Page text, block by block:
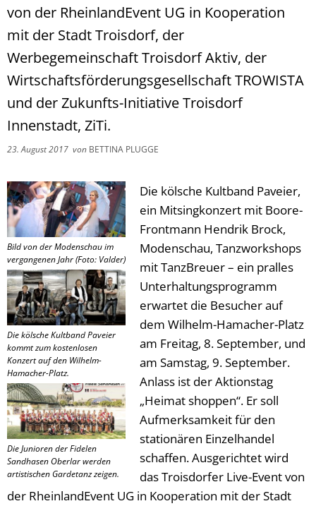
von der RheinlandEvent UG in Kooperation
mit der Stadt Troisdorf, der
Werbegemeinschaft Troisdorf Aktiv, der
Wirtschaftsförderungsgesellschaft TROWISTA
und der Zukunfts-Initiative Troisdorf
Innenstadt, ZiTi.
23. August 2017 von BETTINA PLUGGE
Bild von der Modenschau im
vergangenen Jahr (Foto: Valder)
Die kölsche Kultband Paveier
kommt zum kostenlosen
Konzert auf den Wilhelm-
Hamacher-Platz.
Die Junioren der Fidelen
Sandhasen Oberlar werden
artistischen Gardetanz zeigen.
Die kölsche Kultband Paveier,
ein Mitsingkonzert mit Boore-
Frontmann Hendrik Brock,
Modenschau, Tanzworkshops
mit TanzBreuer – ein pralles
Unterhaltungsprogramm
erwartet die Besucher auf
dem Wilhelm-Hamacher-Platz
am Freitag, 8. September, und
am Samstag, 9. September.
Anlass ist der Aktionstag
„Heimat shoppen“. Er soll
Aufmerksamkeit für den
stationären Einzelhandel
schaffen. Ausgerichtet wird
das Troisdorfer Live-Event von
der RheinlandEvent UG in Kooperation mit der Stadt